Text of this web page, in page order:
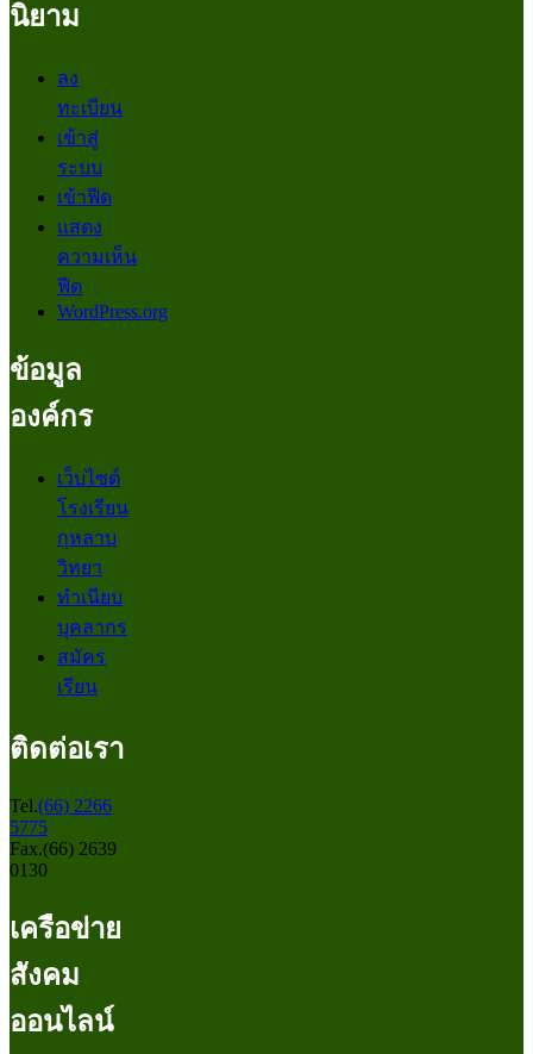
นิยาม
ลง
ทะเบียน
เข้าสู่
ระบบ
เข้าฟีด
แสดง
ความเห็น
ฟีด
WordPress.org
ข้อมูล
องค์กร
เว็บไซต์
โรงเรียน
กุหลาบ
วิทยา
ทำเนียบ
บุคลากร
สมัคร
เรียน
ติดต่อเรา
Tel.(66) 2266
5775
Fax.(66) 2639
0130
เครือข่าย
สังคม
ออนไลน์